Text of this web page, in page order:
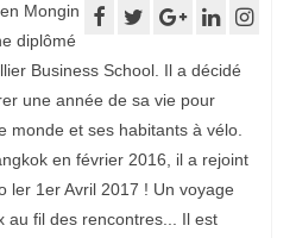
Mongin
diplômé
Business School. Il a décidé
une année de sa vie pour
monde et ses habitants à vélo.
en février 2016, il a rejoint
ler 1er Avril 2017 ! Un voyage
au fil des rencontres... Il est